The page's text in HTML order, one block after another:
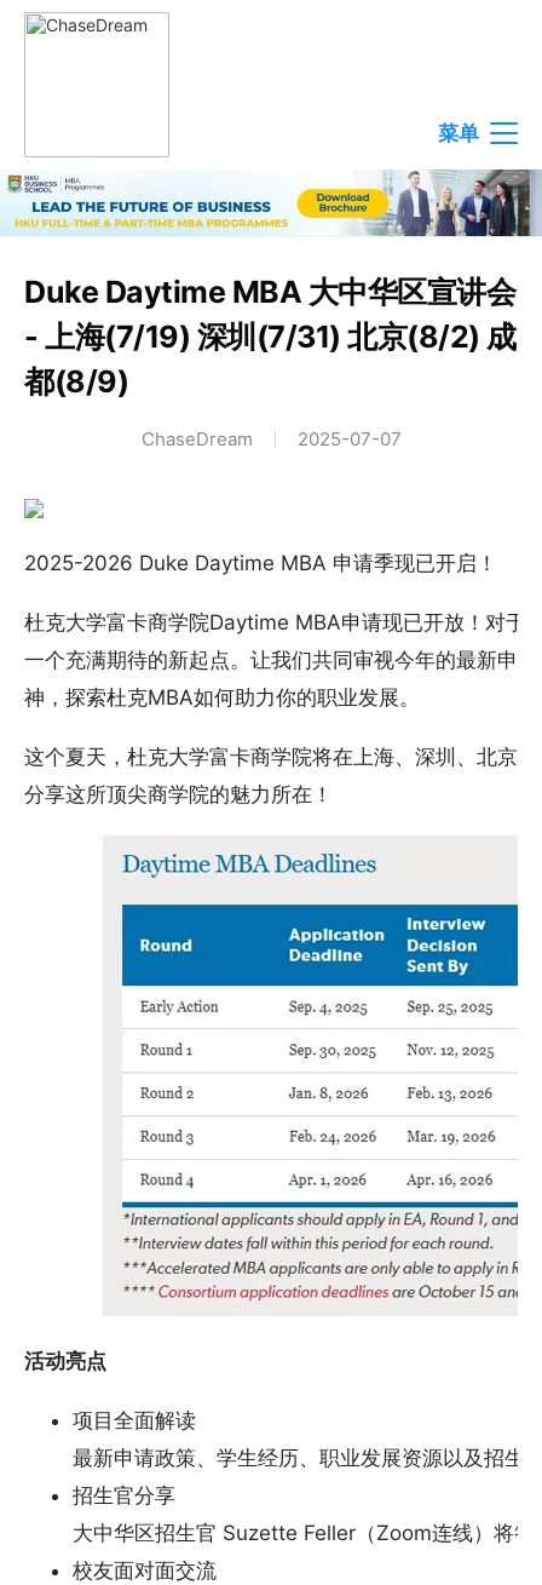
菜单
Duke Daytime MBA 大中华区宣讲会
- 上海(7/19) 深圳(7/31) 北京(8/2) 成
都(8/9)
ChaseDream 2025-07-07
2025-2026 Duke Daytime MBA 申请季现已开启！
杜克大学富卡商学院Daytime MBA申请现已开放！对于
一个充满期待的新起点。让我们共同审视今年的最新申
神，探索杜克MBA如何助力你的职业发展。
这个夏天，杜克大学富卡商学院将在上海、深圳、北京
分享这所顶尖商学院的魅力所在！
活动亮点
项目全面解读
最新申请政策、学生经历、职业发展资源以及招生
招生官分享
大中华区招生官 Suzette Feller（Zoom连线）将答
校友面对面交流